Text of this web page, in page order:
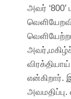
அவர் ‘800’
என்கிறார்.
அவமதிப்பு.